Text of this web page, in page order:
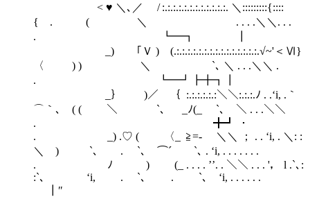
< ♥ ＼､／ / :.:.:.:.:.:.:.:.:.:.:.:. ＼:::::::::{::::
{ . ( ＼ . . . .＼＼. . .
. ┗━┓ ┃
_) ｢Ｖ ) (.:.:.:.:.:.:.:.:.:.:.:.:.:.:.:.√~'＜Ⅵ}
〈 ) ) ＼ `､ ＼ . . .＼＼ .
. ┗━┛┣╋┓┃
_｝ )／ ｛ :.:.:.:.:.:＼＼:.:.:.ﾉ . .‘i, .｀
⌒｀､ ( ( ＼ `､ _ﾉ(_ `､ ＼ . . .＼＼
. ╋┛ ・
. _) .♡ ( 〈_ ≧=- ＼＼ ； . . ‘i, . ＼: :
＼ ) `､ . `､ ⌒´ `､ . ‘i, . . . . . . .
. ﾉ ) (_ . . . . ’’. . ＼＼ . . . '， l .`､:
:`､ ‘i, . `､ . `､ ‘i, . . . . . .
┃″